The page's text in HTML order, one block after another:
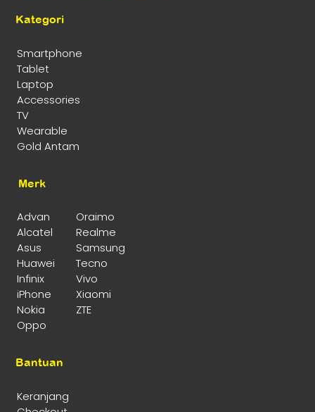
Kategori
Smartphone
Tablet
Laptop
Accessories
TV
Wearable
Gold Antam
Merk
Advan
Oraimo
Alcatel
Realme
Asus
Samsung
Huawei
Tecno
Infinix
Vivo
iPhone
Xiaomi
Nokia
ZTE
Oppo
Bantuan
Keranjang